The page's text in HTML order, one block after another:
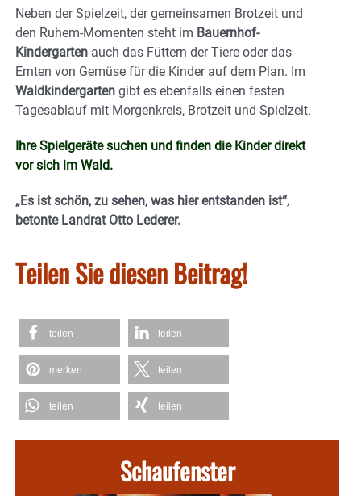
Neben der Spielzeit, der gemeinsamen Brotzeit und
den Ruhem-Momenten steht im Bauernhof-
Kindergarten auch das Füttern der Tiere oder das
Ernten von Gemüse für die Kinder auf dem Plan. Im
Waldkindergarten gibt es ebenfalls einen festen
Tagesablauf mit Morgenkreis, Brotzeit und Spielzeit.
Ihre Spielgeräte suchen und finden die Kinder direkt
vor sich im Wald.
„Es ist schön, zu sehen, was hier entstanden ist“,
betonte Landrat Otto Lederer.
Teilen Sie diesen Beitrag!
teilen teilen
merken teilen
teilen teilen
Schaufenster